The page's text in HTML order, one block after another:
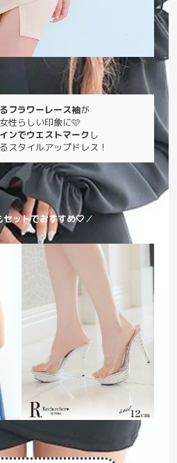
フラワーレース袖が
性らしい印象に🩷
ンでウエストマーク し
スタイルアップドレス！
セットでおすすめ🤍／